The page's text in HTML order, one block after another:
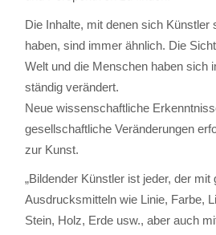
Die Inhalte, mit denen sich Künstler
haben, sind immer ähnlich. Die
Welt und die Menschen haben sich
ständig verändert.
Neue wissenschaftliche
gesellschaftliche Veränderungen
zur Kunst.
„Bildender Künstler ist jeder, der mit
Ausdrucksmitteln wie Linie, Farbe,
Stein, Holz, Erde usw., aber auch